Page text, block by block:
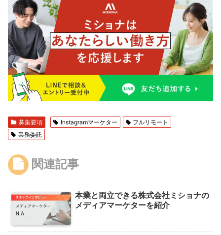
募集要項 Instagramマーケター
フルリモート
業務委託
関連記事
本業と両立できる株式会社ミショナの
メディアマーケターを紹介